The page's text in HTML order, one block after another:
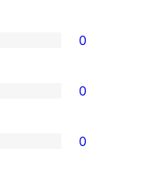
0
0
0